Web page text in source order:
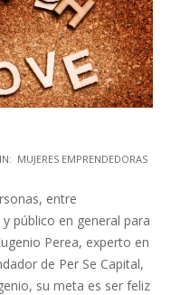
IN: MUJERES EMPRENDEDORAS
entre
público en general para
Perea, experto en
de Per Se Capital,
su meta es ser feliz